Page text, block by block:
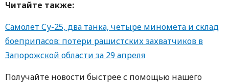
Читайте также:
Самолет Су-25, два танка, четыре миномета и склад
боеприпасов: потери рашистских захватчиков в
Запорожской области за 29 апреля
Получайте новости быстрее с пoмoщью нaшегo